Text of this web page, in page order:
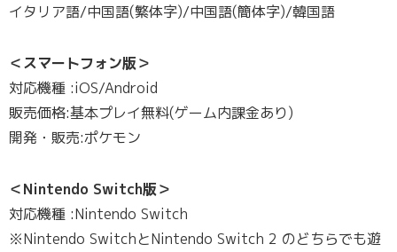
イタリア語/中国語(繁体字)/中国語(簡体字)/韓国語
＜スマートフォン版＞
対応機種 :iOS/Android
販売価格:基本プレイ無料(ゲーム内課金あり)
開発・販売:ポケモン
＜Nintendo Switch版＞
対応機種 :Nintendo Switch
※Nintendo SwitchとNintendo Switch 2 のどちらでも遊